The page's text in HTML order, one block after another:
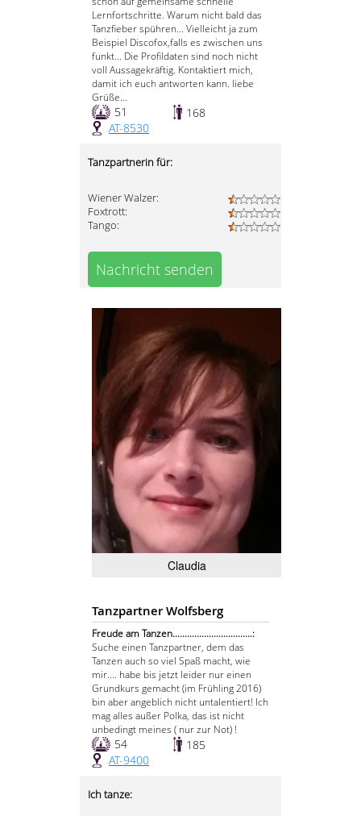
Lernfortschritte. Warum nicht bald das
Tanzfieber spühren... Vielleicht ja zum
Beispiel Discofox,falls es zwischen uns
funkt... Die Profildaten sind noch nicht
voll Aussagekräftig. Kontaktiert mich,
damit ich euch antworten kann. liebe
Grüße...
51
168
AT-8530
Tanzpartnerin für:
Wiener Walzer:
Foxtrott:
Tango:
Nachricht senden
Claudia
Tanzpartner Wolfsberg
Freude am Tanzen.................................:
Suche einen Tanzpartner, dem das
Tanzen auch so viel Spaß macht, wie
mir.... habe bis jetzt leider nur einen
Grundkurs gemacht (im Frühling 2016)
bin aber angeblich nicht untalentiert! Ich
mag alles außer Polka, das ist nicht
unbedingt meines ( nur zur Not) !
54
185
AT-9400
Ich tanze: